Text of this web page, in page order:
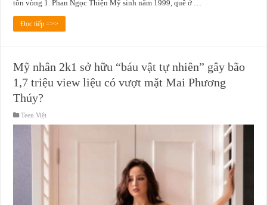
tôn vòng 1. Phan Ngọc Thiện Mỹ sinh năm 1999, quê ở …
Đọc tiếp =>>
Mỹ nhân 2k1 sở hữu “báu vật tự nhiên” gây bão
1,7 triệu view liệu có vượt mặt Mai Phương
Thúy?
Teen Việt